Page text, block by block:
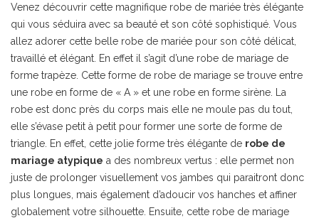
Venez découvrir cette magnifique robe de mariée très élégante
qui vous séduira avec sa beauté et son côté sophistiqué. Vous
allez adorer cette belle robe de mariée pour son côté délicat,
travaillé et élégant. En effet il s’agit d’une robe de mariage de
forme trapèze. Cette forme de robe de mariage se trouve entre
une robe en forme de « A » et une robe en forme sirène. La
robe est donc près du corps mais elle ne moule pas du tout,
elle s’évase petit à petit pour former une sorte de forme de
triangle. En effet, cette jolie forme très élégante de robe de
mariage atypique a des nombreux vertus : elle permet non
juste de prolonger visuellement vos jambes qui paraitront donc
plus longues, mais également d’adoucir vos hanches et affiner
globalement votre silhouette. Ensuite, cette robe de mariage